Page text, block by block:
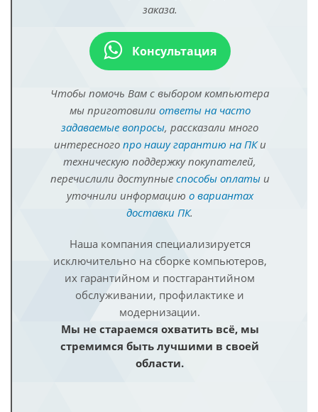
заказа.
Консультация
Чтобы помочь Вам с выбором компьютера
мы приготовили ответы на часто
задаваемые вопросы, рассказали много
интересного про нашу гарантию на ПКи
техническую поддержку покупателей,
перечислили доступные способы оплатыи
уточнили информацию о вариантах
доставки ПК.
Наша компания специализируется
исключительно на сборке компьютеров,
их гарантийном и постгарантийном
обслуживании, профилактике и
модернизации.
Мы не стараемся охватить всё, мы
стремимся быть лучшими в своей
области.